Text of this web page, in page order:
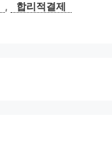
, 합리적결제